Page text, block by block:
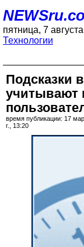
пятница, 7
Технологии
Подсказки
учитывают
время публикации: 17
г., 13:20